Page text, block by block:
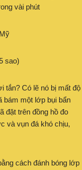
vài phút
sao)
tắn? Có lẽ nó bị mất độ
bám một lớp bụi bẩn
đặt trên đồng hồ đo
và vụn đá khó chịu,
cách đánh bóng lớp